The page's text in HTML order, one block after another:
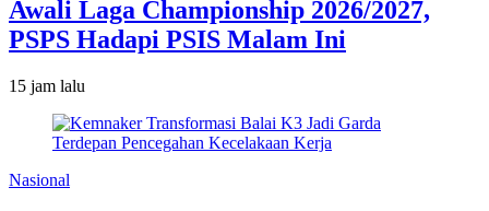
Awali Laga Championship 2026/2027,
PSPS Hadapi PSIS Malam Ini
15 jam lalu
Nasional